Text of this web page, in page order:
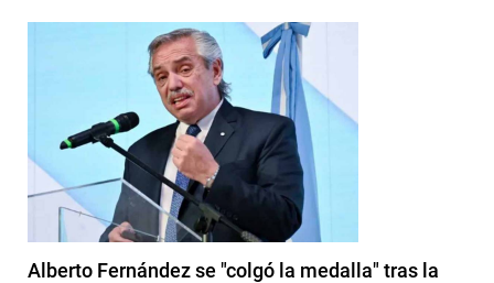
Alberto Fernández se "colgó la medalla" tras la